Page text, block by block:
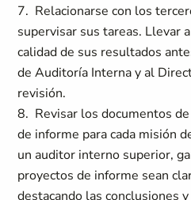
7. Relacionarse con los
supervisar sus tareas. Llevar
calidad de sus resultados
de Auditoría Interna y al
revisión.
8. Revisar los documentos
de informe para cada misión
un auditor interno superior,
proyectos de informe sean
destacando las conclusiones